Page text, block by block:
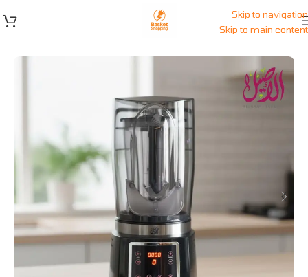
Skip to navigation
Skip to main content